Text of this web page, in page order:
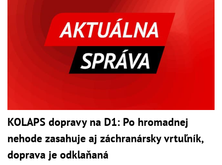
KOLAPS dopravy na D1: Po hromadnej
nehode zasahuje aj záchranársky vrtuľník,
doprava je odklaňaná